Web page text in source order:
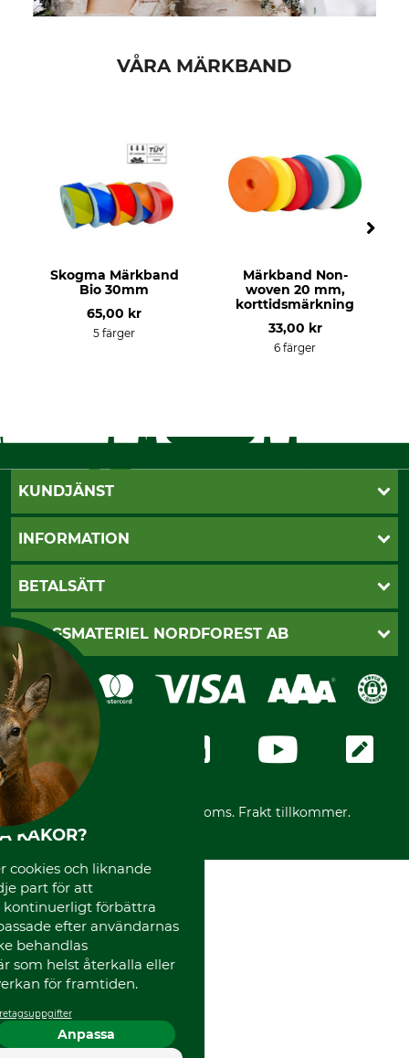
VÅRA MÄRKBAND
Skogma Märkband
Bio 30mm
65,00 kr
5 färger
Märkband Non-
woven 20 mm,
korttidsmärkning
33,00 kr
6 färger
KUNDJÄNST
Öppettider
Vanliga frågor
Cookie-inställningar
INFORMATION
Butik Vansbro
Katalogbeställning
Sagverkskatalog
Köpvillkor - 2025-06-18
Dataskydd
Integritetspolicy
Ångerrätt
Ångerrätt för din beställning
Reklamationer
Frakter
BETALSÄTT
Klarna
Faktura
Swish
SKOGSMATERIEL NORDFOREST AB
Om oss
GRUBE-Gruppen
Företagsuppgifter
Karriär
Vår personal
Varumärken
Mässor
Instagram TOS
Code of Conduct
*Alla priser inklusive moms. Frakt tillkommer.
KAKOR?
cookies och liknande
part för att
kontinuerligt förbättra
efter användarnas
behandlas
som helst återkalla eller
för framtiden.
Anpassa